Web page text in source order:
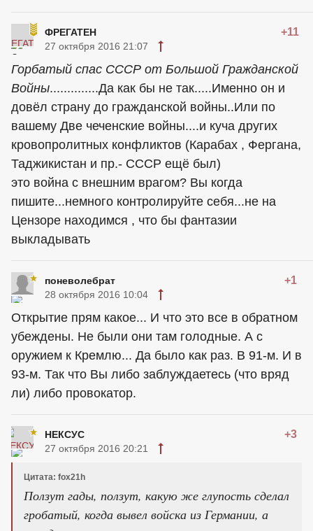
ФРЕГАТEН +11
27 октября 2016 21:07
Горбатый спас СССР от Большой Гражданской
Войны..............Да как бы не так.....Именно он и
довёл страну до гражданской войны..Или по
вашему Две чеченские войны....и куча других
кровопролитных конфликтов (Карабах , Фергана,
Таджикистан и пр.- СССР ещё был)
это война с внешним врагом? Вы когда
пишите...немного контролируйте себя...не на
Цензоре находимся , что бы фантазии
выкладывать
поневолебрат +1
28 октября 2016 10:04
Открытие прям какое... И что это все в обратном
убеждены. Не были они там голодные. А с
оружием к Кремлю... Да было как раз. В 91-м. И в
93-м. Так что Вы либо заблуждаетесь (что вряд
ли) либо провокатор.
НЕКСУС +3
27 октября 2016 20:21
Цитата: fox21h
Ползут гады, ползут, какую же глупость сделал
гробатый, когда вывел войска из Германии, а